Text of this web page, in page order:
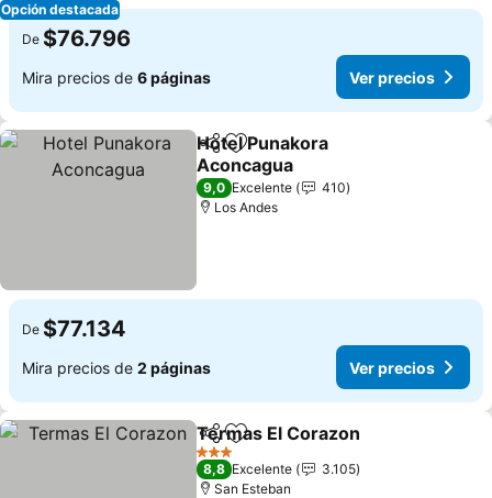
Opción destacada
De $76.796
Mira precios de 6 páginas Ver precios
CompartirAgregar a favoritos
Hotel Punakora
Aconcagua
9,0 Excelente
410
Los Andes
De $77.134
Mira precios de 2 páginas Ver precios
Compartir
Agregar a favoritos
Termas El Corazon
3 Estrellas
8,8 Excelente
3.105
San Esteban